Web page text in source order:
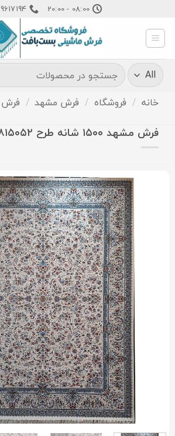
content
08:00 - 20:00
جستجو
برای:
خانه / فروشگاه / فرش مشهد / فرش
فرش مشهد ۱۵۰۰ شانه طرح ۸۱۵۰۵۲ کرم